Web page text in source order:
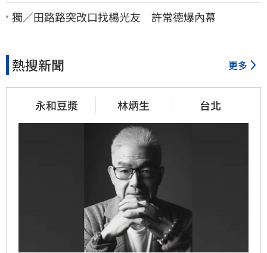
獨／田路路突改口找楊光友 許常德爆內幕
熱搜新聞 更多
永和豆漿 林炳生 台北